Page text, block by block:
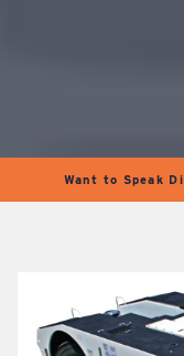
Want to Speak